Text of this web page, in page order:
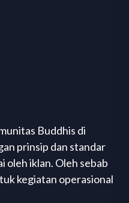
Buddhis di
prinsip dan standar
oleh iklan. Oleh sebab
kegiatan operasional